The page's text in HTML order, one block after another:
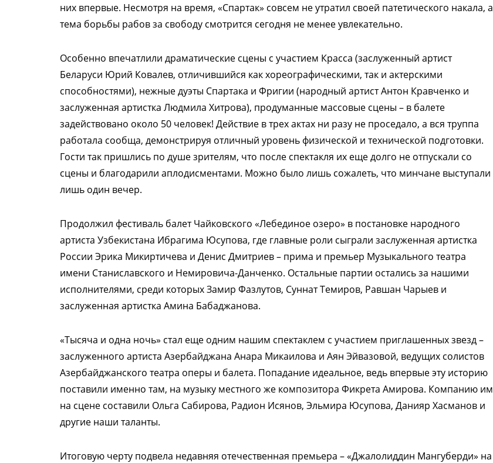
них впервые. Несмотря на время, «Спартак» совсем не утратил своей патетического накала, а
тема борьбы рабов за свободу смотрится сегодня не менее увлекательно.
Особенно впечатлили драматические сцены с участием Красса (заслуженный артист
Беларуси Юрий Ковалев, отличившийся как хореографическими, так и актерскими
способностями), нежные дуэты Спартака и Фригии (народный артист Антон Кравченко и
заслуженная артистка Людмила Хитрова), продуманные массовые сцены – в балете
задействовано около 50 человек! Действие в трех актах ни разу не проседало, а вся труппа
работала сообща, демонстрируя отличный уровень физической и технической подготовки.
Гости так пришлись по душе зрителям, что после спектакля их еще долго не отпускали со
сцены и благодарили аплодисментами. Можно было лишь сожалеть, что минчане выступали
лишь один вечер.
Продолжил фестиваль балет Чайковского «Лебединое озеро» в постановке народного
артиста Узбекистана Ибрагима Юсупова, где главные роли сыграли заслуженная артистка
России Эрика Микиртичева и Денис Дмитриев – прима и премьер Музыкального театра
имени Станиславского и Немировича-Данченко. Остальные партии остались за нашими
исполнителями, среди которых Замир Фазлутов, Суннат Темиров, Равшан Чарыев и
заслуженная артистка Амина Бабаджанова.
«Тысяча и одна ночь» стал еще одним нашим спектаклем с участием приглашенных звезд –
заслуженного артиста Азербайджана Анара Микаилова и Аян Эйвазовой, ведущих солистов
Азербайджанского театра оперы и балета. Попадание идеальное, ведь впервые эту историю
поставили именно там, на музыку местного же композитора Фикрета Амирова. Компанию им
на сцене составили Ольга Сабирова, Радион Исянов, Эльмира Юсупова, Данияр Хасманов и
другие наши таланты.
Итоговую черту подвела недавняя отечественная премьера – «Джалолиддин Мангуберди» на